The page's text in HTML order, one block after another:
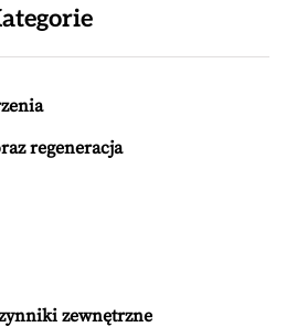
regeneracja
zewnętrzne